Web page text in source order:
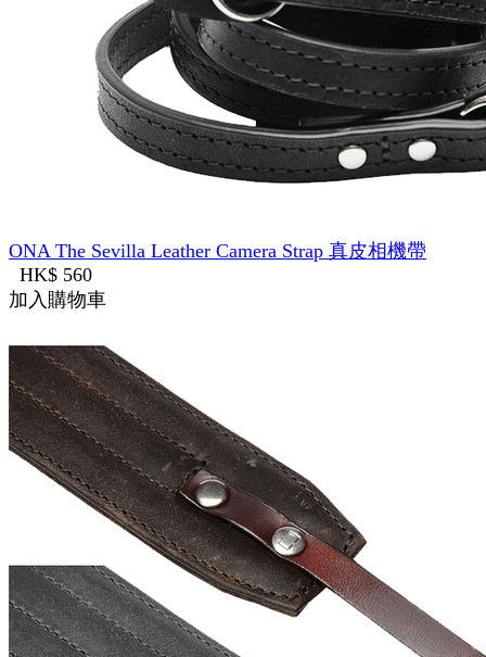
ONA The Sevilla Leather Camera Strap 真皮相機帶
HK$ 560
加入購物車